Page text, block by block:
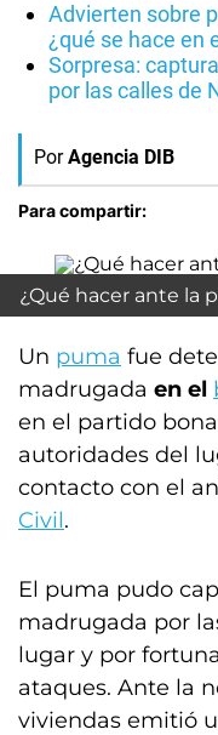
Advierten sobre
¿qué se hace en
Sorpresa:
por las calles de
Por Agencia DIB
Para compartir:
¿Qué hacer ante la
Un puma fue
madrugada en el
en el partido
autoridades del
contacto con el
Civil.
El puma pudo
madrugada por
lugar y por
ataques. Ante la
viviendas emitió